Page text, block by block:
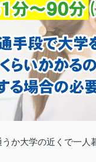
か大学の近くで一人